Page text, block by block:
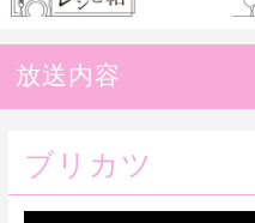
放送内容
ブリカツ